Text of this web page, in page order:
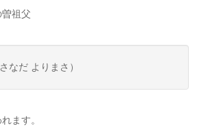
祖父
さなだ よりまさ）
ます。